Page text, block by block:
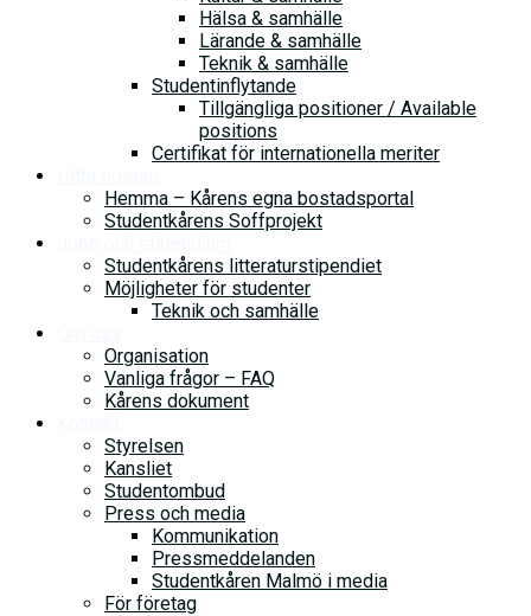
Hälsa & samhälle
Lärande & samhälle
Teknik & samhälle
Studentinflytande
Tillgängliga positioner / Available
positions
Certifikat för internationella meriter
Hemma – Kårens egna bostadsportal
Studentkårens Soffprojekt
Studentkårens litteraturstipendiet
Möjligheter för studenter
Teknik och samhälle
Organisation
Vanliga frågor – FAQ
Kårens dokument
Styrelsen
Kansliet
Studentombud
Press och media
Kommunikation
Pressmeddelanden
Studentkåren Malmö i media
För företag